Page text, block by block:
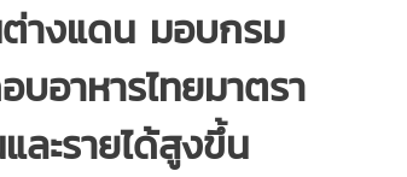
างแดน มอบกรม
าหารไทยมาตรา
ละรายได้สูงขึ้น